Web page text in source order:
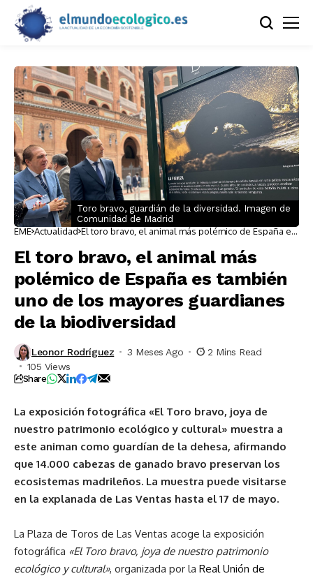
Toro bravo, guardián de la diversidad. Imagen de
Comunidad de Madrid
EME Actualidad El toro bravo, el animal más polémico de España es
también uno de los mayores guardianes de la
biodiversidad
El toro bravo, el animal más
polémico de España es también
uno de los mayores guardianes
de la biodiversidad
Leonor Rodríguez 3 Meses Ago
2 Mins Read
105 Views
Share
La exposición fotográfica «El Toro bravo, joya de
nuestro patrimonio ecológico y cultural» muestra a
este animan como guardían de la dehesa, afirmando
que 14.000 cabezas de ganado bravo preservan los
ecosistemas madrileños. La muestra puede visitarse
en la explanada de Las Ventas hasta el 17 de mayo.
La Plaza de Toros de Las Ventas acoge la exposición
fotográfica «El Toro bravo, joya de nuestro patrimonio
ecológico y cultural», organizada por la Real Unión de